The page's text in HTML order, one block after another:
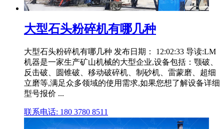
大型石头粉碎机有哪几种
大型石头粉碎机有哪几种 发布日期： 12:02:33 导读:LM
机器是一家生产矿山机械的大型企业,设备包括：颚破、
反击破、圆锥破、移动破碎机、制砂机、雷蒙磨、超细
立磨等,满足众多领域的使用需求,如果您想了解设备详细
型号报价 ...
联系电话: 180 3780 8511